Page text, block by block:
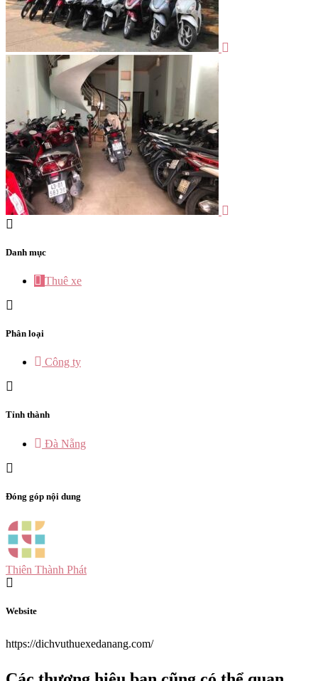
Danh mục
Thuê xe
Phân loại
Công ty
Tỉnh thành
Đà Nẵng
Đóng góp nội dung
Thiên Thành Phát
Website
https://dichvuthuexedanang.com/